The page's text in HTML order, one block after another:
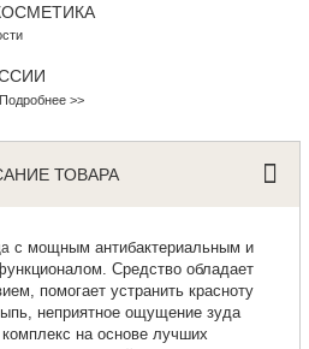
>>
ТОВАРА
с мощным антибактериальным и
Средство обладает
помогает устранить красноту
неприятное ощущение зуда
на основе лучших